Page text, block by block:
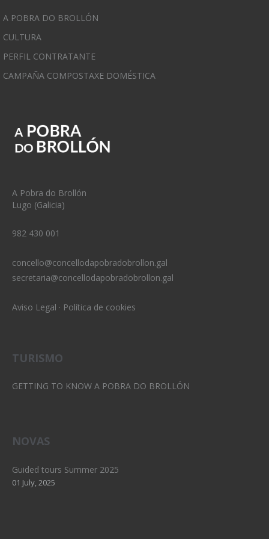
A POBRA DO BROLLÓN
CULTURA
PERFIL CONTRATANTE
CAMPAÑA COMPOSTAXE DOMÉSTICA
A Pobra do Brollón
Lugo (Galicia)
982 430 001
concello@concellodapobradobrollon.gal
secretaria@concellodapobradobrollon.gal
Aviso Legal · Política de cookies
TURISMO
GETTING TO KNOW A POBRA DO BROLLÓN
NOVAS
Guided tours Summer 2025
01 July, 2025